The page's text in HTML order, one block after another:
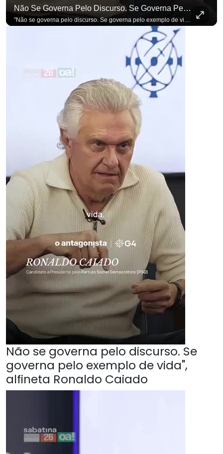
Não Se Governa Pelo Discurso. Se Governa Pelo Exemplo De Vida", Alfineta Ronaldo Caiado
Não se governa pelo discurso. Se
governa pelo exemplo de vida",
alfineta Ronaldo Caiado